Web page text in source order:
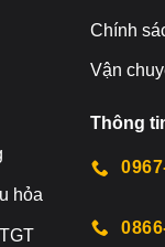
Chính
Vận
hỏa
Thông